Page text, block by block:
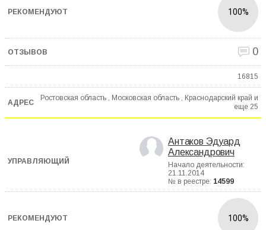
100%
0
16815
Ростовская область , Московская область , Краснодарский край и
еще 25
Антаков Эдуард
Александрович
Начало деятельности:
21.11.2014
№ в реестре: 14599
100%